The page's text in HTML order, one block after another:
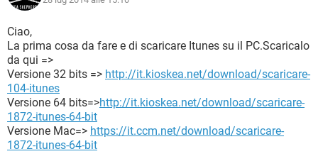
Ciao,
La prima cosa da fare e di scaricare Itunes su il PC.Scaricalo
da qui =>
Versione 32 bits => http://it.kioskea.net/download/scaricare-
104-itunes
Versione 64 bits=>http://it.kioskea.net/download/scaricare-
1872-itunes-64-bit
Versione Mac=> https://it.ccm.net/download/scaricare-
1872-itunes-64-bit